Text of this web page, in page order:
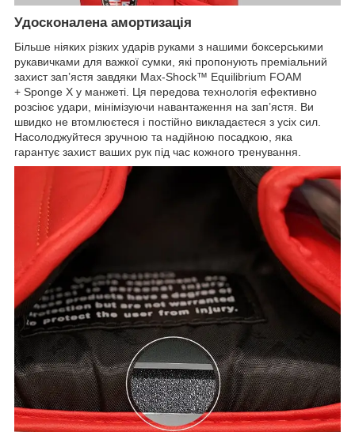
Удосконалена амортизація
Більше ніяких різких ударів руками з нашими боксерськими
рукавичками для важкої сумки, які пропонують преміальний
захист зап’ястя завдяки Max-Shock™ Equilibrium FOAM
+ Sponge X у манжеті. Ця передова технологія ефективно
розсіює удари, мінімізуючи навантаження на зап’ястя. Ви
швидко не втомлюєтеся і постійно викладаєтеся з усіх сил.
Насолоджуйтеся зручною та надійною посадкою, яка
гарантує захист ваших рук під час кожного тренування.